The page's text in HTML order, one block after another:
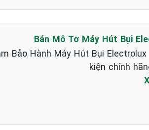
Bán Mô Tơ Máy Hút Bụi
Bảo Hành Máy Hút Bụi
kiện chính